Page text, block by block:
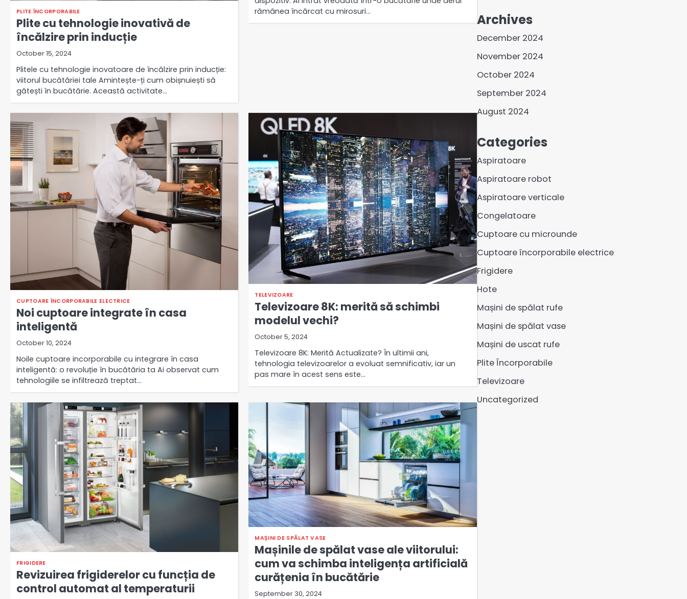
PLITE ÎNCORPORABILE
Plite cu tehnologie inovativă de
încălzire prin inducție
October 15, 2024
Plitele cu tehnologie inovatoare de încălzire prin inducție:
viitorul bucătăriei tale Amintește-ți cum obișnuiești să
gătești în bucătărie. Această activitate…
rămânea încărcat cu mirosuri…
CUPTOARE ÎNCORPORABILE ELECTRICE
Noi cuptoare integrate în casa
inteligentă
October 10, 2024
Noile cuptoare incorporabile cu integrare în casa
inteligentă: o revoluție în bucătăria ta Ai observat cum
tehnologiile se infiltrează treptat…
TELEVIZOARE
Televizoare 8K: merită să schimbi
modelul vechi?
October 5, 2024
Televizoare 8K: Merită Actualizate? În ultimii ani,
tehnologia televizoarelor a evoluat semnificativ, iar un
pas mare în acest sens este…
FRIGIDERE
Revizuirea frigiderelor cu funcția de
control automat al temperaturii
MAȘINI DE SPĂLAT VASE
Mașinile de spălat vase ale viitorului:
cum va schimba inteligența artificială
curățenia în bucătărie
September 30, 2024
Archives
December 2024
November 2024
October 2024
September 2024
August 2024
Categories
Aspiratoare
Aspiratoare robot
Aspiratoare verticale
Congelatoare
Cuptoare cu microunde
Cuptoare încorporabile electrice
Frigidere
Hote
Mașini de spălat rufe
Mașini de spălat vase
Mașini de uscat rufe
Plite Încorporabile
Televizoare
Uncategorized